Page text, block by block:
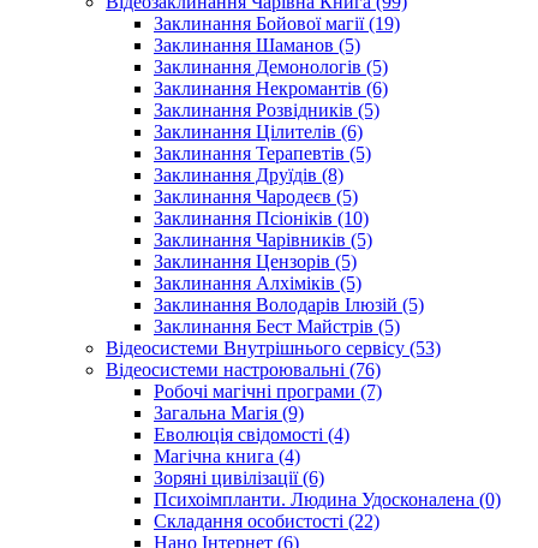
Заклинання Бойової магії (19)
Заклинання Шаманов (5)
Заклинання Демонологів (5)
Заклинання Некромантів (6)
Заклинання Розвідників (5)
Заклинання Цілителів (6)
Заклинання Терапевтів (5)
Заклинання Друїдів (8)
Заклинання Чародеєв (5)
Заклинання Псіоніків (10)
Заклинання Чарівників (5)
Заклинання Цензорів (5)
Заклинання Алхіміків (5)
Заклинання Володарів Ілюзій (5)
Заклинання Бест Майстрів (5)
Відеосистеми Внутрішнього сервісу (53)
Відеосистеми настроювальні (76)
Робочі магічні програми (7)
Загальна Магія (9)
Еволюція свідомості (4)
Магічна книга (4)
Зоряні цивілізації (6)
Психоімпланти. Людина Удосконалена (0)
Складання особистості (22)
Нано Інтернет (6)